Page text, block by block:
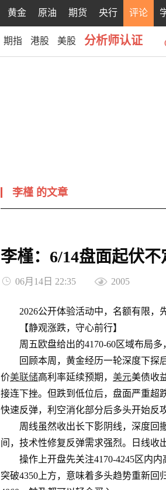
黄金 原油 期货 央行 评论
期指 港股 美股 分析师认证
李槿 的文章
李槿：6/14盘面起伏
06月14日 22:35 2005
2026公开体验活动中，名额有限，
【静观涨跌，守心前行】
周五欧盘给出的4170-60区域布局
回顾本周，黄金经历一轮深度下探
价美联储高利率延续预期， 美元美债收
接连下挫。但跌到低位后，盘面严重超
快速反弹，利空消化部分后多头开始反攻
周线虽然收出长下影阴线，深度回
间，技术性修复反弹需求强烈。日线收
操作上开盘先关注4170-4245区内
突破4350上方，意味着多头趋势重新回